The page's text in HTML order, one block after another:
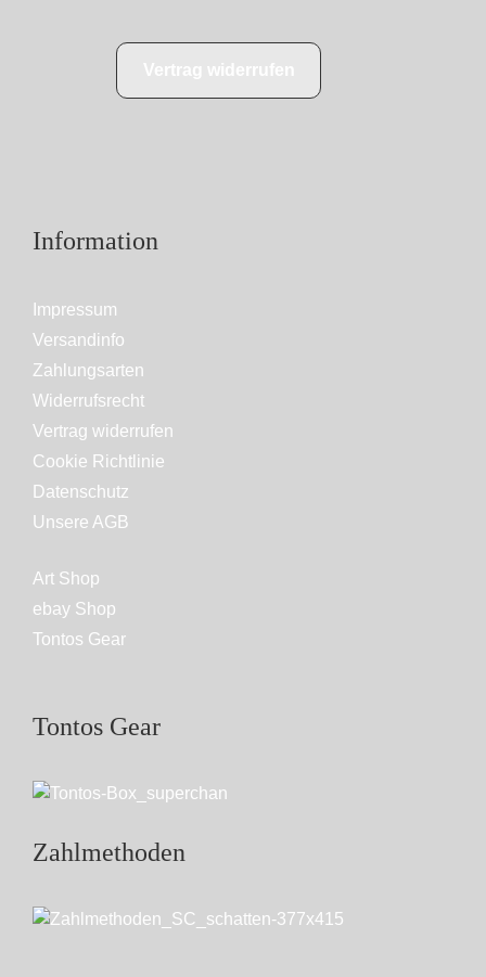
Information
Impressum
Versandinfo
Zahlungsarten
Widerrufsrecht
Vertrag widerrufen
Cookie Richtlinie
Datenschutz
Unsere AGB
Art Shop
ebay Shop
Tontos Gear
Tontos Gear
Zahlmethoden